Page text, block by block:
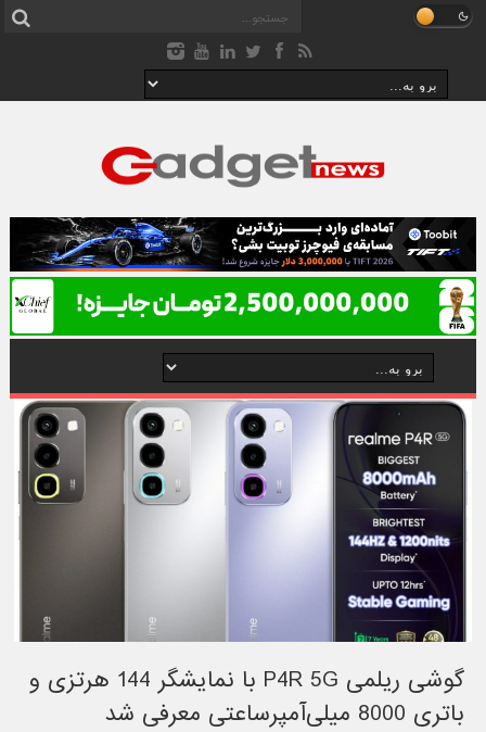
گوشی ریلمی P4R 5G با نمایشگر 144 هرتزی و
باتری 8000 میلی‌آمپرساعتی معرفی شد